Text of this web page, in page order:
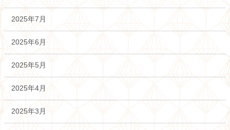
2025年7月
2025年6月
2025年5月
2025年4月
2025年3月